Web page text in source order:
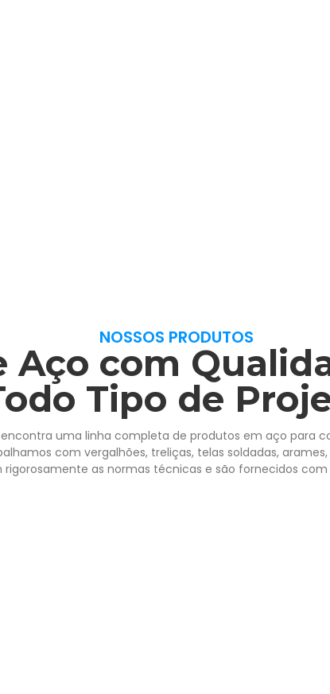
NOSSOS PRODUTOS
Aço com
Tipo de
encontra uma linha completa de produtos em aço para
com vergalhões, treliças, telas soldadas,
rigorosamente as normas técnicas e são fornecidos